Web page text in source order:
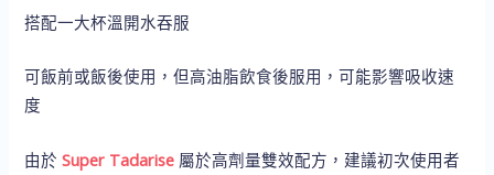
搭配一大杯溫開水吞服
可飯前或飯後使用，但高油脂飲食後服用，可能影響吸收速
度
由於Super Tadarise 屬於高劑量雙效配方，建議初次使用者